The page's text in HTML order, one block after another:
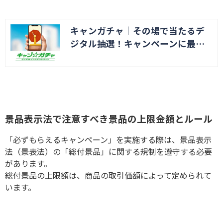
キャンガチャ｜その場で当たるデ
ジタル抽選！キャンペーンに最適
景品表示法で注意すべき景品の上限金額とルール
「必ずもらえるキャンペーン」を実施する際は、景品表示
法（景表法）の「総付景品」に関する規制を遵守する必要
があります。
総付景品の上限額は、商品の取引価額によって定められて
います。